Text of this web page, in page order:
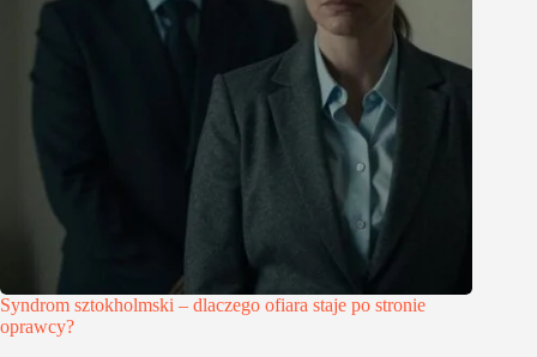
Syndrom sztokholmski – dlaczego ofiara staje po stronie
oprawcy?